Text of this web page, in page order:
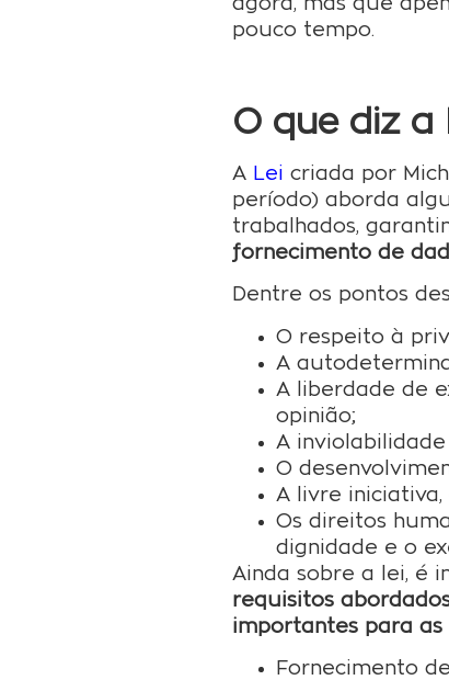
agora, mas que
pouco tempo.
O que diz a
A Lei criada por
período) aborda
trabalhados,
fornecimento de
Dentre os pontos
O respeito à
A
A liberdade de
opinião;
A
O
A livre
Os direitos
dignidade e o
Ainda sobre a lei, é
requisitos
importantes para as
Fornecimento